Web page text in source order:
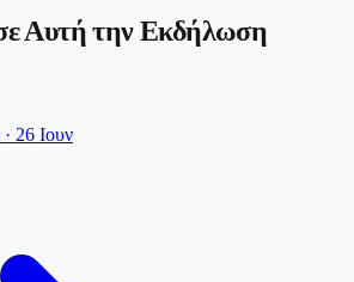
Αυτή την Εκδήλωση
· 26 Ιουν